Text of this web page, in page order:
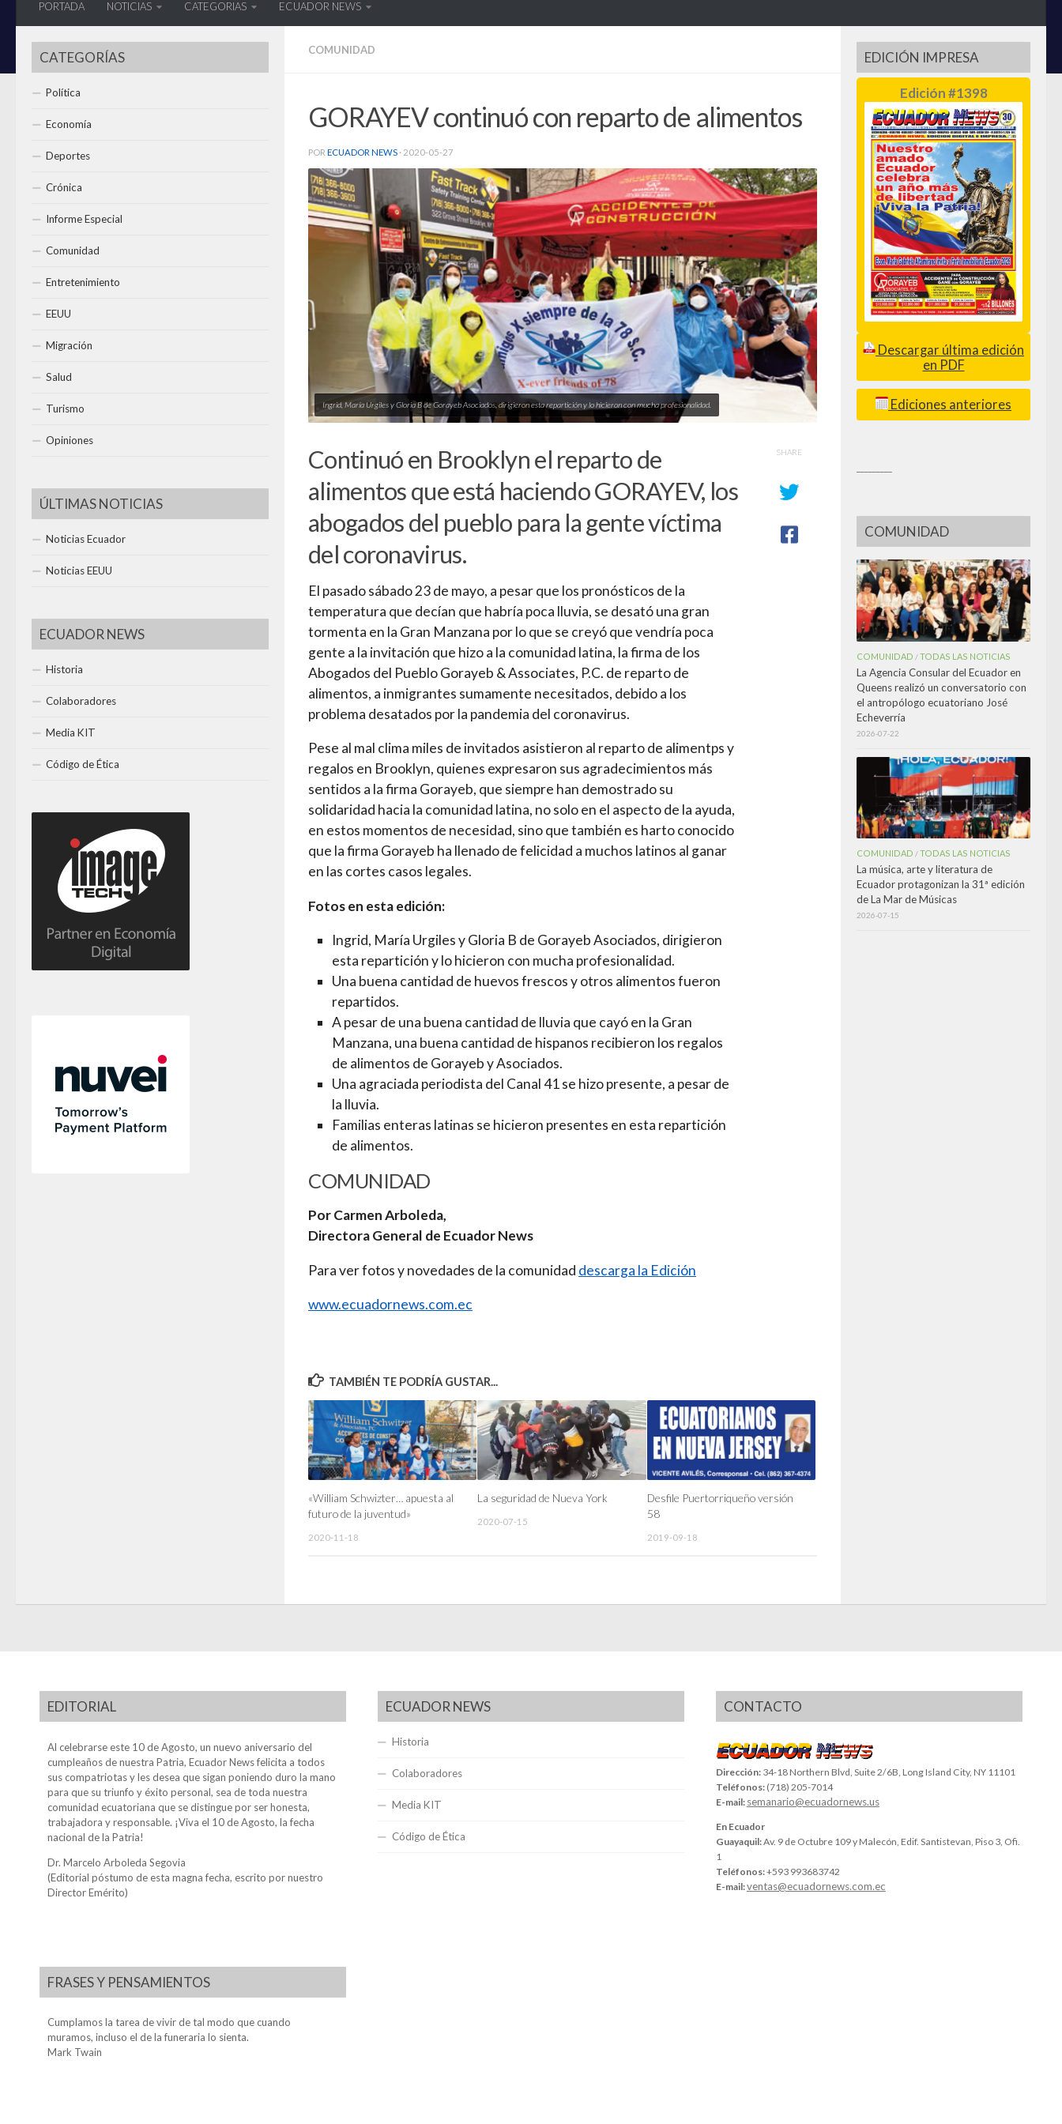
PORTADA NOTICIAS CATEGORIAS ECUADOR NEWS
COMUNIDAD
GORAYEV continuó con reparto de alimentos
POR ECUADOR NEWS · 2020-05-27
Ingrid, María Urgiles y Gloria B de Gorayeb Asociados, dirigieron esta repartición y lo hicieron con mucha profesionalidad.
Continuó en Brooklyn el reparto de
alimentos que está haciendo GORAYEV, los
abogados del pueblo para la gente víctima
del coronavirus.
El pasado sábado 23 de mayo, a pesar que los pronósticos de la
temperatura que decían que habría poca lluvia, se desató una gran
tormenta en la Gran Manzana por lo que se creyó que vendría poca
gente a la invitación que hizo a la comunidad latina, la firma de los
Abogados del Pueblo Gorayeb & Associates, P.C. de reparto de
alimentos, a inmigrantes sumamente necesitados, debido a los
problema desatados por la pandemia del coronavirus.
Pese al mal clima miles de invitados asistieron al reparto de alimentps y
regalos en Brooklyn, quienes expresaron sus agradecimientos más
sentidos a la firma Gorayeb, que siempre han demostrado su
solidaridad hacia la comunidad latina, no solo en el aspecto de la ayuda,
en estos momentos de necesidad, sino que también es harto conocido
que la firma Gorayeb ha llenado de felicidad a muchos latinos al ganar
en las cortes casos legales.
Fotos en esta edición:
Ingrid, María Urgiles y Gloria B de Gorayeb Asociados, dirigieron
esta repartición y lo hicieron con mucha profesionalidad.
Una buena cantidad de huevos frescos y otros alimentos fueron
repartidos.
A pesar de una buena cantidad de lluvia que cayó en la Gran
Manzana, una buena cantidad de hispanos recibieron los regalos
de alimentos de Gorayeb y Asociados.
Una agraciada periodista del Canal 41 se hizo presente, a pesar de
la lluvia.
Familias enteras latinas se hicieron presentes en esta repartición
de alimentos.
COMUNIDAD
Por Carmen Arboleda,
Directora General de Ecuador News
Para ver fotos y novedades de la comunidad descarga la Edición
www.ecuadornews.com.ec
SHARE
TAMBIÉN TE PODRÍA GUSTAR...
«William Schwizter… apuesta al
futuro de la juventud»
2020-11-18
La seguridad de Nueva York
2020-07-15
Desfile Puertorriqueño versión
58
2019-09-18
CATEGORÍAS
Política
Economía
Deportes
Crónica
Informe Especial
Comunidad
Entretenimiento
EEUU
Migración
Salud
Turismo
Opiniones
ÚLTIMAS NOTICIAS
Noticias Ecuador
Noticias EEUU
ECUADOR NEWS
Historia
Colaboradores
Media KIT
Código de Ética
EDICIÓN IMPRESA
Edición #1398
Descargar última edición
en PDF
Ediciones anteriores
COMUNIDAD
COMUNIDAD /TODAS LAS NOTICIAS
La Agencia Consular del Ecuador en
Queens realizó un conversatorio con
el antropólogo ecuatoriano José
Echeverría
2026-07-22
COMUNIDAD /TODAS LAS NOTICIAS
La música, arte y literatura de
Ecuador protagonizan la 31ª edición
de La Mar de Músicas
2026-07-15
EDITORIAL
Al celebrarse este 10 de Agosto, un nuevo aniversario del
cumpleaños de nuestra Patria, Ecuador News felicita a todos
sus compatriotas y les desea que sigan poniendo duro la mano
para que su triunfo y éxito personal, sea de toda nuestra
comunidad ecuatoriana que se distingue por ser honesta,
trabajadora y responsable. ¡Viva el 10 de Agosto, la fecha
nacional de la Patria!
Dr. Marcelo Arboleda Segovia
(Editorial póstumo de esta magna fecha, escrito por nuestro
Director Emérito)
FRASES Y PENSAMIENTOS
Cumplamos la tarea de vivir de tal modo que cuando
muramos, incluso el de la funeraria lo sienta.
Mark Twain
ECUADOR NEWS
Historia
Colaboradores
Media KIT
Código de Ética
CONTACTO
Dirección: 34-18 Northern Blvd, Suite 2/6B, Long Island City, NY 11101
Teléfonos: (718) 205-7014
E-mail: semanario@ecuadornews.us
En Ecuador
Guayaquil:Av. 9 de Octubre 109 y Malecón, Edif. Santistevan, Piso 3, Ofi.
1
Teléfonos:+593 993683742
E-mail:ventas@ecuadornews.com.ec